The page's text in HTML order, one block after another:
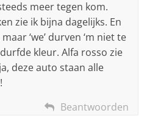
meer tegen kom.
zie ik bijna dagelijks. En
‘we’ durven ‘m niet te
kleur. Alfa rosso zie
deze auto staan alle
Beantwoorden